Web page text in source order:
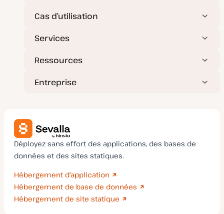
Cas d’utilisation
Services
Ressources
Entreprise
Déployez sans effort des applications, des bases de
données et des sites statiques.
Hébergement d'application
Hébergement de base de données
Hébergement de site statique